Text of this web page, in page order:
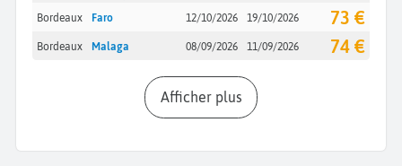
Bordeaux Faro 12/10/2026 19/10/2026 73 €
Bordeaux Malaga 08/09/2026 11/09/2026 74 €
Afficher plus